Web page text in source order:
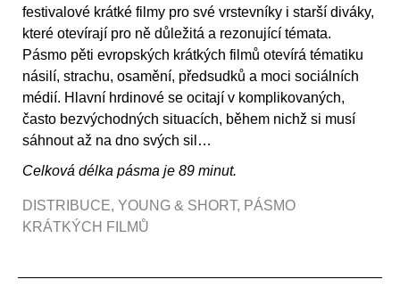
festivalové krátké filmy pro své vrstevníky i starší diváky,
které otevírají pro ně důležitá a rezonující témata.
Pásmo pěti evropských krátkých filmů otevírá tématiku
násilí, strachu, osamění, předsudků a moci sociálních
médií. Hlavní hrdinové se ocitají v komplikovaných,
často bezvýchodných situacích, během nichž si musí
sáhnout až na dno svých sil…
Celková délka pásma je 89 minut.
DISTRIBUCE, YOUNG & SHORT, PÁSMO
KRÁTKÝCH FILMŮ